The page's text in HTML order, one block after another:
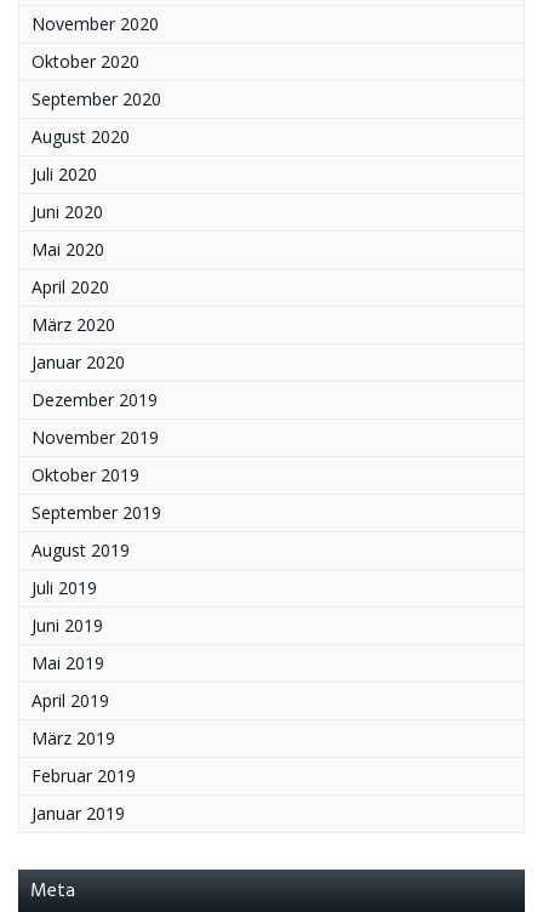
November 2020
Oktober 2020
September 2020
August 2020
Juli 2020
Juni 2020
Mai 2020
April 2020
März 2020
Januar 2020
Dezember 2019
November 2019
Oktober 2019
September 2019
August 2019
Juli 2019
Juni 2019
Mai 2019
April 2019
März 2019
Februar 2019
Januar 2019
Meta